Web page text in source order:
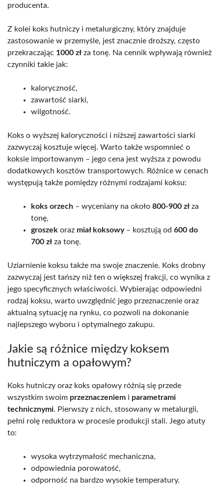
producenta.
Z kolei koks hutniczy i metalurgiczny, który znajduje
zastosowanie w przemyśle, jest znacznie droższy, często
przekraczając 1000 zł za tonę. Na cennik wpływają również
czynniki takie jak:
kaloryczność,
zawartość siarki,
wilgotność.
Koks o wyższej kaloryczności i niższej zawartości siarki
zazwyczaj kosztuje więcej. Warto także wspomnieć o
koksie importowanym – jego cena jest wyższa z powodu
dodatkowych kosztów transportowych. Różnice w cenach
występują także pomiędzy różnymi rodzajami koksu:
koks orzech – wyceniany na około 800-900 zł za
tonę,
groszek oraz miał koksowy– kosztują od 600 do
700 zł za tonę.
Uziarnienie koksu także ma swoje znaczenie. Koks drobny
zazwyczaj jest tańszy niż ten o większej frakcji, co wynika z
jego specyficznych właściwości. Wybierając odpowiedni
rodzaj koksu, warto uwzględnić jego przeznaczenie oraz
aktualną sytuację na rynku, co pozwoli na dokonanie
najlepszego wyboru i optymalnego zakupu.
Jakie są różnice między koksem
hutniczym a opałowym?
Koks hutniczy oraz koks opałowy różnią się przede
wszystkim swoim przeznaczeniem i parametrami
technicznymi. Pierwszy z nich, stosowany w metalurgii,
pełni rolę reduktora w procesie produkcji stali. Jego atuty
to:
wysoka wytrzymałość mechaniczna,
odpowiednia porowatość,
odporność na bardzo wysokie temperatury.